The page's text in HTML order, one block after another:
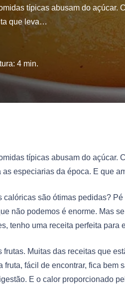
típicas abusam do açúcar.
que leva…
4 min.
típicas abusam do açúcar.
especiarias da época. E que
são ótimas pedidas?
não podemos é enorme. Mas
tenho uma receita perfeita para
Muitas das receitas que
fruta, fácil de encontrar, fica bem
E o calor proporcionado